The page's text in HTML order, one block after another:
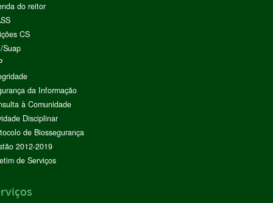
do reitor
CS
Suap
da Informação
à Comunidade
Disciplinar
de Biossegurança
2012-2019
de Serviços